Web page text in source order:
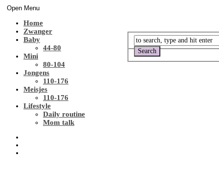
Open Menu
Home
Zwanger
Baby
44-80
Mini
80-104
Jongens
110-176
Meisjes
110-176
Lifestyle
Daily routine
Mom talk